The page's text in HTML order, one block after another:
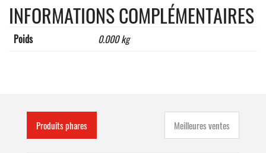
OBLIGATOIRE
-
D,1A"
INFORMATIONS COMPLÉMENTAIRES
Poids 0.000 kg
Produits phares Meilleures ventes